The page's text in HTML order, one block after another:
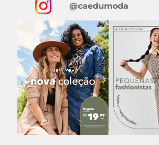
@caedumoda